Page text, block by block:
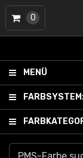
MENÜ
0